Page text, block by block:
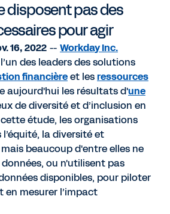
disposent pas des
pour agir
16, 2022 -- Workday Inc.
l’un des leaders des solutions
financièreet lesressources
aujourd'hui les résultats d'une
de diversité et d’inclusion en
étude, les organisations
la diversité et
mais beaucoup d'entre elles ne
ou n'utilisent pas
disponibles, pour piloter
en mesurer l’impact